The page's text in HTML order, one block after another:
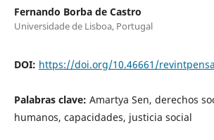
Fernando Borba de Castro
Universidade de Lisboa, Portugal
DOI: https://doi.org/10.46661/
Palabras clave: Amartya Sen, derechos
humanos, capacidades, justicia social